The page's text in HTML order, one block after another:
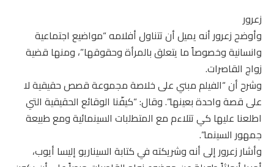
زعرور
وأوضح زعرور أنه يميل أن تتناول أفلامه “مواضيع اجتماعية
وانسانية وخصوصاً ما يتعلق بالمرأة وحقوقها”، ومنها قضية
زواج القاصرات.
وشرح أن “الفيلم مبني على خلاصة مجموعة قصص حقيقية لا
على قصة واحدة بعينها”. وقال: “كيفّنا الوقائع الحقيقية التي
اطلعنا عليها كي تتلاءم مع المتطلبات السينمائية ومع طبيعة
جمهور السينما”.
وأشار زعرور إلى أنه وشريكته في كتابة السيناريو إليسا أيوب،